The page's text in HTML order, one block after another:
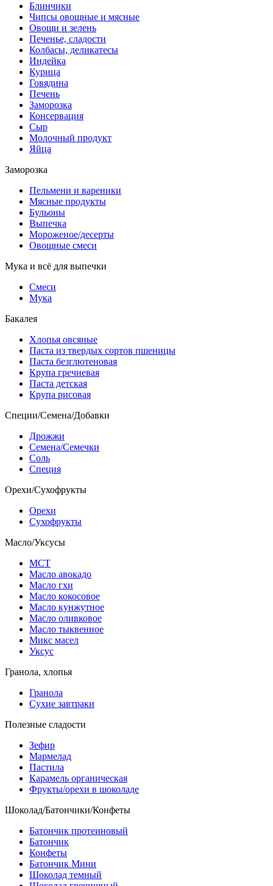
Блинчики
Чипсы овощные и мясные
Овощи и зелень
Печенье, сладости
Колбасы, деликатесы
Индейка
Курица
Говядина
Печень
Заморозка
Консервация
Сыр
Молочный продукт
Яйца
Заморозка
Пельмени и вареники
Мясные продукты
Бульоны
Выпечка
Мороженое/десерты
Овощные смеси
Мука и всё для выпечки
Смеси
Мука
Бакалея
Хлопья овсяные
Паста из твердых сортов пшеницы
Паста безглютеновая
Крупа гречневая
Паста детская
Крупа рисовая
Специи/Семена/Добавки
Дрожжи
Семена/Семечки
Соль
Специя
Орехи/Сухофрукты
Орехи
Сухофрукты
Масло/Уксусы
МСТ
Масло авокадо
Масло гхи
Масло кокосовое
Масло кунжутное
Масло оливковое
Масло тыквенное
Микс масел
Уксус
Гранола, хлопья
Гранола
Сухие завтраки
Полезные сладости
Зефир
Мармелад
Пастила
Карамель органическая
Фрукты/орехи в шоколаде
Шоколад/Батончики/Конфеты
Батончик протеиновый
Батончик
Конфеты
Батончик Мини
Шоколад темный